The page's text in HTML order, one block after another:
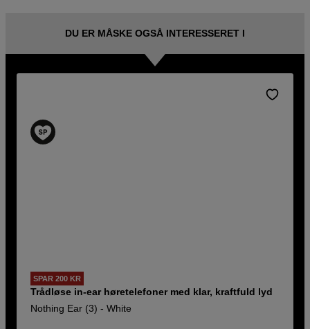
DU ER MÅSKE OGSÅ INTERESSERET I
SPAR 200 KR
Trådløse in-ear høretelefoner med klar, kraftfuld lyd
Nothing Ear (3) - White